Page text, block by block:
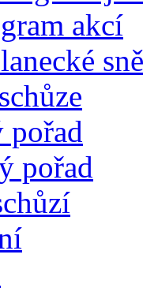
akcí
pořad
pořad